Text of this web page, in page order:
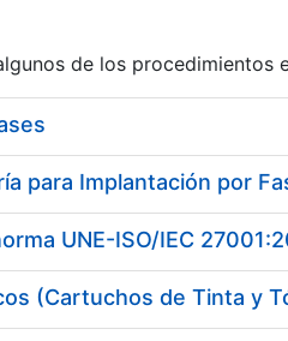
de los procedimientos
UNE-ISO/IEC
(Cartuchos de Tinta y